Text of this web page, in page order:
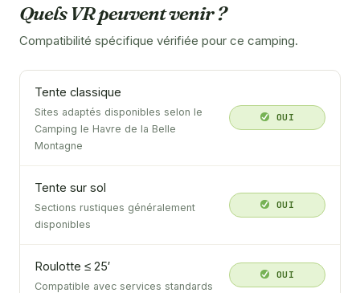
Quels VR peuvent venir ?
Compatibilité spécifique vérifiée pour ce camping.
Tente classique
Sites adaptés disponibles selon le
Camping le Havre de la Belle
Montagne
OUI
Tente sur sol
Sections rustiques généralement
disponibles
OUI
Roulotte ≤ 25′
Compatible avec services standards
OUI